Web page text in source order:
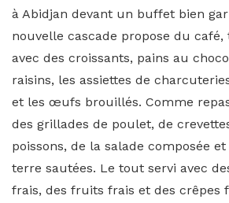
à Abidjan devant un buffet bien
nouvelle cascade propose du
avec des croissants, pains au
raisins, les assiettes de
et les œufs brouillés. Comme
des grillades de poulet, de
poissons, de la salade composée
terre sautées. Le tout servi avec
frais, des fruits frais et des crêpes